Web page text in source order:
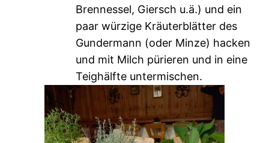
Brennessel, Giersch u.ä.) und ein
paar würzige Kräuterblätter des
Gundermann (oder Minze) hacken
und mit Milch pürieren und in eine
Teighälfte untermischen.